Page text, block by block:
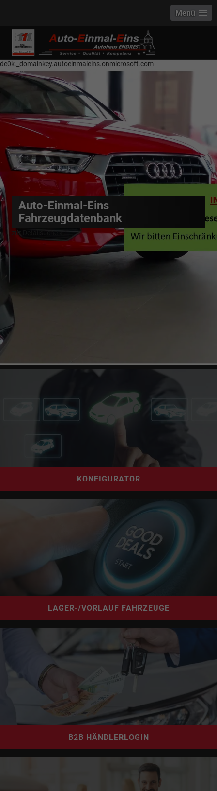
------------ Host Name : selector1._domainkey Points to address or value:
selector1-aee-de0k._domainkey.autoeinmaleins.onmicrosoft.com Host
Name : selector2._domainkey Points to address or value: selector2-aee-
de0k._domainkey.autoeinmaleins.onmicrosoft.com
Menü
Auto-Einmal-Eins
Fahrzeugdatenbank
zur Detailsuche »
KONFIGURATOR
LAGER-/VORLAUF FAHRZEUGE
B2B HÄNDLERLOGIN